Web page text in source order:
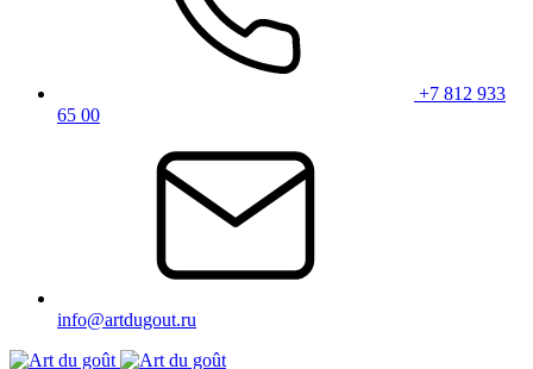
+7 812 933
65 00
info@artdugout.ru